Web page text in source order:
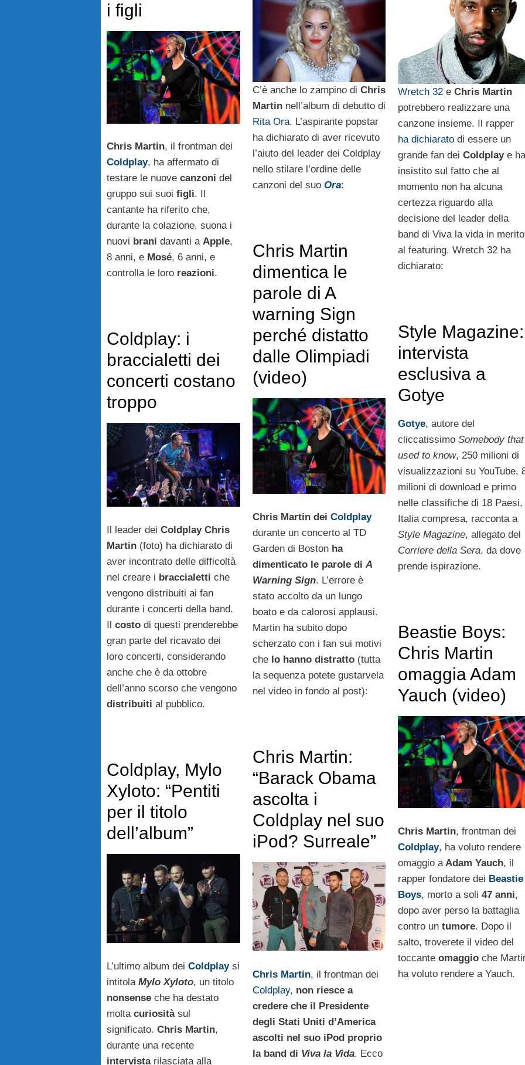
Wretch 32 eChris Martin
potrebbero realizzare una
canzone insieme. Il rapper
ha dichiarato di essere un
grande fan deiColdplaye
insistito sul fatto che al
momento non ha alcuna
certezza riguardo alla
decisione del leader della
band di Viva la vida in merito
al featuring. Wretch 32 ha
dichiarato:
C’è anche lo zampino di Chris
Martinnell’album di debutto di
Rita Ora. L’aspirante popstar
ha dichiarato di aver ricevuto
l’aiuto del leader dei Coldplay
nello stilare l’ordine delle
canzoni del suo Ora:
i figli
Chris Martin, il frontman dei
Coldplay, ha affermato di
testare le nuove canzoni del
gruppo sui suoi figli. Il
cantante ha riferito che,
durante la colazione, suona i
nuovi brani davanti a Apple,
8 anni, e Mosé, 6 anni, e
controlla le loro reazioni.
Chris Martin
dimentica le
parole di A
warning Sign
perché distatto
dalle Olimpiadi
(video)
Chris Martin dei Coldplay
durante un concerto al TD
Garden di Boston ha
dimenticato le parole di A
Warning Sign. L’errore è
stato accolto da un lungo
boato e da calorosi applausi.
Martin ha subito dopo
scherzato con i fan sui motivi
che lo hanno distratto(tutta
la sequenza potete gustarvela
nel video in fondo al post):
Style Magazine:
intervista
esclusiva a
Gotye
Gotye, autore del
cliccatissimoSomebody
used to know, 250 milioni di
visualizzazioni su YouTube,
milioni di download e primo
nelle classifiche di 18 Paesi,
Italia compresa, racconta a
Style Magazine, allegato del
Corriere della Sera, da dove
prende ispirazione.
Coldplay: i
braccialetti dei
concerti costano
troppo
Il leader dei Coldplay Chris
Martin (foto) ha dichiarato di
aver incontrato delle difficoltà
nel creare i braccialetti che
vengono distribuiti ai fan
durante i concerti della band.
Il costo di questi prenderebbe
gran parte del ricavato dei
loro concerti, considerando
anche che è da ottobre
dell’anno scorso che vengono
distribuiti al pubblico.
Beastie Boys:
Chris Martin
omaggia Adam
Yauch (video)
Chris Martin, frontman dei
Coldplay, ha voluto rendere
omaggio aAdam Yauch, il
rapper fondatore dei Beastie
Boys, morto a soli47 anni,
dopo aver perso la battaglia
contro untumore. Dopo il
salto, troverete il video del
toccanteomaggio che
ha voluto rendere a Yauch.
Chris Martin:
“Barack Obama
ascolta i
Coldplay nel suo
iPod? Surreale”
Chris Martin, il frontman dei
Coldplay, non riesce a
credere che il Presidente
degli Stati Uniti d’America
ascolti nel suo iPod proprio
la band di Viva la Vida. Ecco
Coldplay, Mylo
Xyloto: “Pentiti
per il titolo
dell’album”
L’ultimo album dei Coldplaysi
intitola Mylo Xyloto, un titolo
nonsense che ha destato
molta curiositàsul
significato. Chris Martin,
durante una recente
intervistarilasciata alla